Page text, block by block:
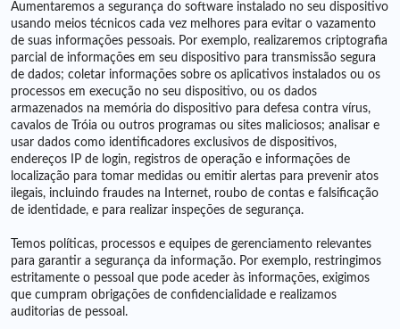
Aumentaremos a segurança do software instalado no seu dispositivo
usando meios técnicos cada vez melhores para evitar o vazamento
de suas informações pessoais. Por exemplo, realizaremos criptografia
parcial de informações em seu dispositivo para transmissão segura
de dados; coletar informações sobre os aplicativos instalados ou os
processos em execução no seu dispositivo, ou os dados
armazenados na memória do dispositivo para defesa contra vírus,
cavalos de Tróia ou outros programas ou sites maliciosos; analisar e
usar dados como identificadores exclusivos de dispositivos,
endereços IP de login, registros de operação e informações de
localização para tomar medidas ou emitir alertas para prevenir atos
ilegais, incluindo fraudes na Internet, roubo de contas e falsificação
de identidade, e para realizar inspeções de segurança.
Temos políticas, processos e equipes de gerenciamento relevantes
para garantir a segurança da informação. Por exemplo, restringimos
estritamente o pessoal que pode aceder às informações, exigimos
que cumpram obrigações de confidencialidade e realizamos
auditorias de pessoal.